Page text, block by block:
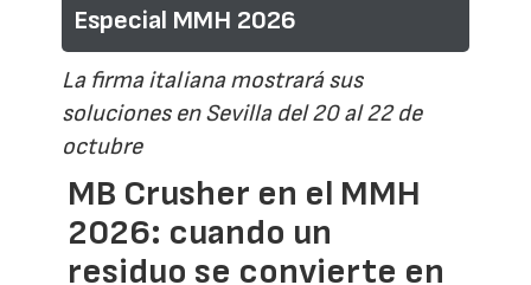
Especial MMH 2026
La firma italiana mostrará sus
soluciones en Sevilla del 20 al 22 de
octubre
MB Crusher en el MMH
2026: cuando un
residuo se convierte en